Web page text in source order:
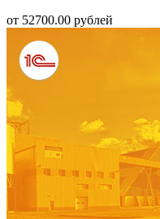
от 52700.00 рублей